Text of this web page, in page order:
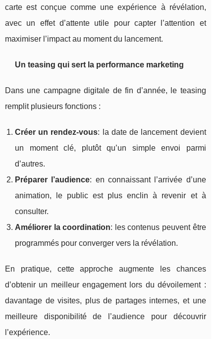
carte est conçue comme une expérience à révélation,
avec un effet d’attente utile pour capter l’attention et
maximiser l’impact au moment du lancement.
Un teasing qui sert la performance marketing
Dans une campagne digitale de fin d’année, le teasing
remplit plusieurs fonctions :
Créer un rendez-vous: la date de lancement devient
un moment clé, plutôt qu’un simple envoi parmi
d’autres.
Préparer l’audience: en connaissant l’arrivée d’une
animation, le public est plus enclin à revenir et à
consulter.
Améliorer la coordination: les contenus peuvent être
programmés pour converger vers la révélation.
En pratique, cette approche augmente les chances
d’obtenir un meilleur engagement lors du dévoilement :
davantage de visites, plus de partages internes, et une
meilleure disponibilité de l’audience pour découvrir
l’expérience.